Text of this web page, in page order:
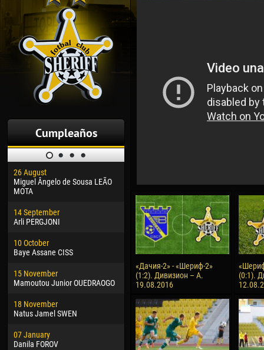
Cumpleaños
26 August
Miguel Ângelo de Sousa LEÃO
MOTA
14 September
Arli PERGJONI
10 October
Baye Assane CISS
15 November
Mamoutou Junior OUEDRAOGO
18 November
Natus Jamel SWEN
07 January
Danila FOROV
24 February
Vladislav COSTIN
02 March
Veaceslav COZMA
09 March
Emmanuel AFETSE
Jayder Moreno ASPRILLA
22 March
Samba KONÉ
13
15
24
10
«Дачия-2» - «Шериф-2»
(1:2). Дивизион – А.
19.08.2016
(0:1).